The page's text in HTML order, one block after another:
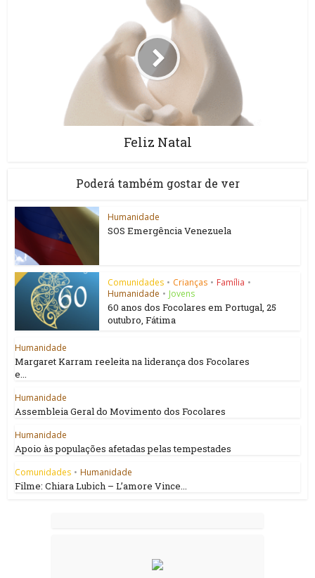
Feliz Natal
Poderá também gostar de ver
Humanidade
SOS Emergência Venezuela
Comunidades • Crianças • Família •
Humanidade • Jovens
60 anos dos Focolares em Portugal, 25
outubro, Fátima
Humanidade
Margaret Karram reeleita na liderança dos Focolares
e...
Humanidade
Assembleia Geral do Movimento dos Focolares
Humanidade
Apoio às populações afetadas pelas tempestades
Comunidades • Humanidade
Filme: Chiara Lubich – L’amore Vince...